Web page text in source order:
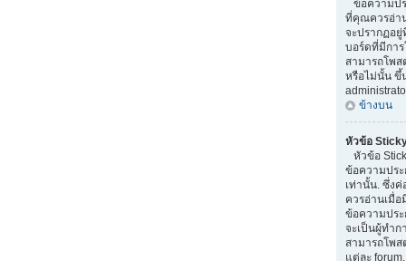
ข้อความป
ที่คุณควรอ่า
จะปรากฏอ
บอร์ดที่มีกา
สามารถโพ
หรือไม่นั้น ขึ้
ข้างบน
หัวข้อ
หัวข้อ
ข้อความปร
เท่านั้น. ซึ่ง
ควรอ่านเมื่อ
ข้อความประ
จะเป็นผู้ทำ
สามารถโพ
แต่ละ forum.